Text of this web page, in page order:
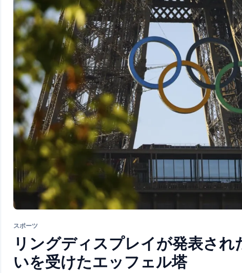
スポーツ
リングディスプレイが発表さ
いを受けたエッフェル塔